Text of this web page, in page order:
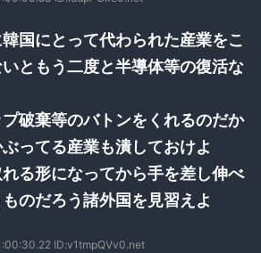
国にとって代わられた産業をこ
ともう二度と半導体等の復活な
破棄等のバトンをくれるのだか
ってる産業も潰しておけよ
る形になってから手を差し伸べ
のだろう諸外国を見習えよ
ID:v1tmpQVv0.net